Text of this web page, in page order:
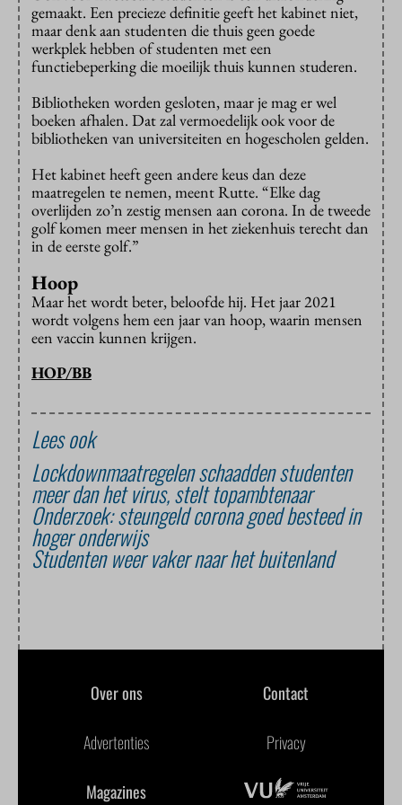
gemaakt. Een precieze definitie geeft het kabinet niet,
maar denk aan studenten die thuis geen goede
werkplek hebben of studenten met een
functiebeperking die moeilijk thuis kunnen studeren.
Bibliotheken worden gesloten, maar je mag er wel
boeken afhalen. Dat zal vermoedelijk ook voor de
bibliotheken van universiteiten en hogescholen gelden.
Het kabinet heeft geen andere keus dan deze
maatregelen te nemen, meent Rutte. “Elke dag
overlijden zo’n zestig mensen aan corona. In de tweede
golf komen meer mensen in het ziekenhuis terecht dan
in de eerste golf.”
Hoop
Maar het wordt beter, beloofde hij. Het jaar 2021
wordt volgens hem een jaar van hoop, waarin mensen
een vaccin kunnen krijgen.
HOP/BB
Lees ook
Lockdownmaatregelen schaadden studenten
meer dan het virus, stelt topambtenaar
Onderzoek: steungeld corona goed besteed in
hoger onderwijs
Studenten weer vaker naar het buitenland
Over ons Contact
Advertenties Privacy
Magazines